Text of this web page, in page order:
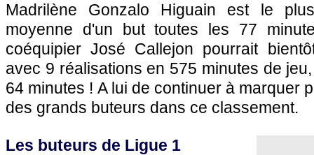
Madrilène Gonzalo Higuain est le
moyenne d'un but toutes les 77
coéquipier José Callejon pourrait
avec 9 réalisations en 575 minutes de
64 minutes ! A lui de continuer à marquer
des grands buteurs dans ce classement.
Les buteurs de Ligue 1